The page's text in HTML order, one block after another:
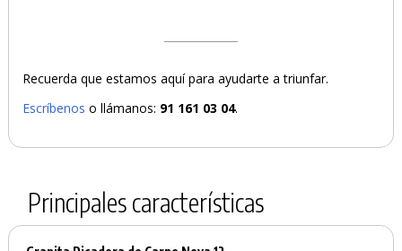
Recuerda que estamos aquí para ayudarte a triunfar.
Escríbenos o llámanos: 91 161 03 04.
Principales características